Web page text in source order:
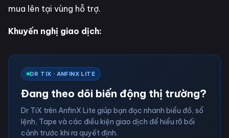
mua lên tại vùng hỗ trợ.
Khuyến nghị giao dịch:
DR TIX · ANFINX LITE
Đang theo dõi biến động thị trường?
Dr TiX trên AnfinX Lite giúp bạn đọc nhanh biểu đồ, sổ
lệnh, Tape và các điều kiện giao dịch để hiểu rõ bối
cảnh trước khi ra quyết định.